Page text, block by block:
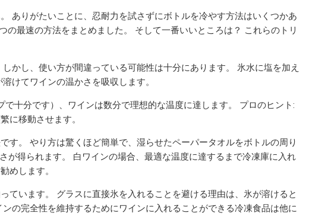
ありがたいことに、忍耐力を試さずにボトルを冷やす方法はいくつかあ
最速の方法をまとめました。 そして一番いいところは？ これらのトリ
かし、使い方が間違っている可能性は十分にあります。 氷水に塩を加え
けてワインの温​​かさを吸収します。
十分です）、ワインは数分で理想的な温度に達します。 プロのヒント:
に移動させます。
す。 やり方は驚くほど簡単で、湿らせたペーパータオルをボトルの周り
が得られます。 白ワインの場合、最適な温度に達するまで冷凍庫に入れ
めします。
ています。 グラスに直接氷を入れることを避ける理由は、氷が溶けると
の完全性を維持するためにワインに入れることができる冷凍食品は他に